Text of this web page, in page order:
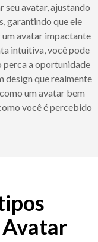
seu avatar, ajustando
garantindo que ele
avatar impactante
intuitiva, você pode
perca a oportunidade
design que realmente
um avatar bem
você é percebido